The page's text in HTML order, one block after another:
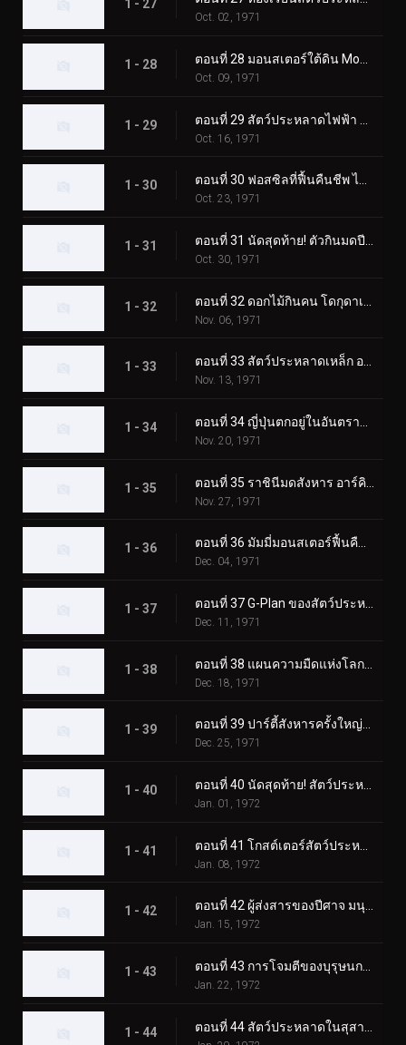
1 - 27
Oct. 02, 1971
1 - 28
Oct. 09, 1971
1 - 29
Oct. 16, 1971
1 - 30 ตอนที่ 30 ฟอสซิลที่ฟื้นคืนชีพ ไทรโลไบต์ดูดเลือด
Oct. 23, 1971
1 - 31
Oct. 30, 1971
1 - 32
Nov. 06, 1971
1 - 33 ตอนที่ 33 สัตว์ประหลาดเหล็ก อาร์มาดิลอง
Nov. 13, 1971
1 - 34
Nov. 20, 1971
1 - 35
Nov. 27, 1971
1 - 36 ตอนที่ 36 มัมมี่มอนสเตอร์ฟื้นคืนชีพ อิยิปตัส
Dec. 04, 1971
1 - 37
Dec. 11, 1971
1 - 38
Dec. 18, 1971
1 - 39 ตอนที่ 39 ปาร์ตี้สังหารครั้งใหญ่ของมนุษย์หมาป่าปีศาจ
Dec. 25, 1971
1 - 40
Jan. 01, 1972
1 - 41
Jan. 08, 1972
1 - 42 ตอนที่ 42 ผู้ส่งสารของปีศาจ มนุษย์บินลึกลับ
Jan. 15, 1972
1 - 43
Jan. 22, 1972
1 - 44